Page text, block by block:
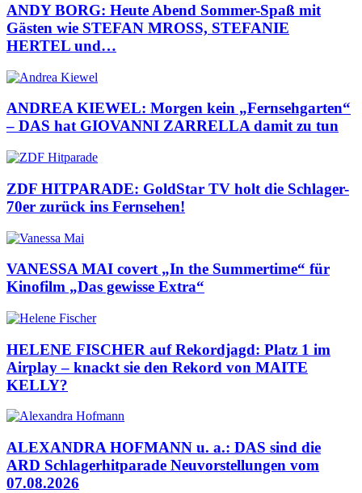
ANDY BORG: Heute Abend Sommer-Spaß mit
Gästen wie STEFAN MROSS, STEFANIE
HERTEL und…
ANDREA KIEWEL: Morgen kein „Fernsehgarten“
– DAS hat GIOVANNI ZARRELLA damit zu tun
ZDF HITPARADE: GoldStar TV holt die Schlager-
70er zurück ins Fernsehen!
VANESSA MAI covert „In the Summertime“ für
Kinofilm „Das gewisse Extra“
HELENE FISCHER auf Rekordjagd: Platz 1 im
Airplay – knackt sie den Rekord von MAITE
KELLY?
ALEXANDRA HOFMANN u. a.: DAS sind die
ARD Schlagerhitparade Neuvorstellungen vom
07.08.2026